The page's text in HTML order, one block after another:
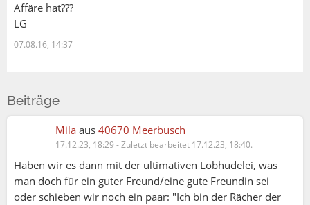
Affäre hat???
LG
07.08.16, 14:37
Beiträge
Mila aus 40670 Meerbusch
17.12.23, 18:29 -Zuletzt bearbeitet 17.12.23, 18:40.
Haben wir es dann mit der ultimativen Lobhudelei, was
man doch für ein guter Freund/eine gute Freundin sei
oder schieben wir noch ein paar: "Ich bin der Rächer der